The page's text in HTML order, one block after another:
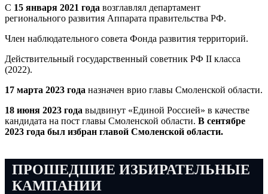
С 15 января 2021 года возглавлял департамент
регионального развития Аппарата правительства РФ.
Член наблюдательного совета Фонда развития территорий.
Действительный государственный советник РФ II класса
(2022).
17 марта 2023 года назначен врио главы Смоленской области.
18 июня 2023 года выдвинут «Единой Россией» в качестве
кандидата на пост главы Смоленской области. В сентябре
2023 года был избран главой Смоленской области.
ПРОШЕДШИЕ ИЗБИРАТЕЛЬНЫЕ
КАМПАНИИ